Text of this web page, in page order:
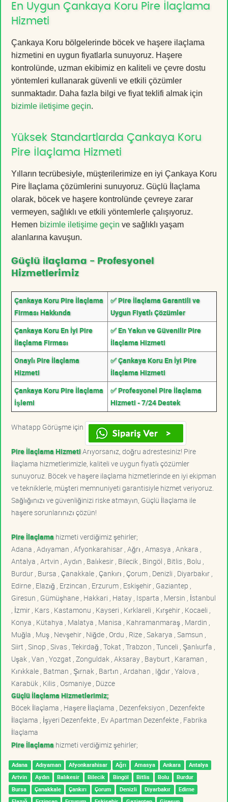
En Uygun Çankaya Koru Pire İlaçlama
Hizmeti
Çankaya Koru bölgelerinde böcek ve haşere ilaçlama
hizmetini en uygun fiyatlarla sunuyoruz. Haşere
kontrolünde, uzman ekibimiz en kaliteli ve çevre dostu
yöntemleri kullanarak güvenli ve etkili çözümler
sunmaktadır. Daha fazla bilgi ve fiyat teklifi almak için
bizimle iletişime geçin.
Yüksek Standartlarda Çankaya Koru
Pire İlaçlama Hizmeti
Yılların tecrübesiyle, müşterilerimize en iyi Çankaya Koru
Pire İlaçlama çözümlerini sunuyoruz. Güçlü İlaçlama
olarak, böcek ve haşere kontrolünde çevreye zarar
vermeyen, sağlıklı ve etkili yöntemlerle çalışıyoruz.
Hemen bizimle iletişime geçin ve sağlıklı yaşam
alanlarına kavuşun.
Güçlü İlaçlama - Profesyonel
Hizmetlerimiz
Çankaya Koru Pire İlaçlama
Firması Hakkında
✅ Pire İlaçlama Garantili ve
Uygun Fiyatlı Çözümler
Çankaya Koru En İyi Pire
İlaçlama Firması
✅ En Yakın ve Güvenilir Pire
İlaçlama Hizmeti
Onaylı Pire İlaçlama
Hizmeti
✅ Çankaya Koru En İyi Pire
İlaçlama Hizmeti
Çankaya Koru Pire İlaçlama
İşlemi
✅ Profesyonel Pire İlaçlama
Hizmeti - 7/24 Destek
Whatapp Görüşme için
Pire İlaçlama HizmetiArıyorsanız, doğru adrestesiniz! Pire
İlaçlama hizmetlerimizle, kaliteli ve uygun fiyatlı çözümler
sunuyoruz. Böcek ve haşere ilaçlama hizmetlerinde en iyi ekipman
ve tekniklerle, müşteri memnuniyeti garantisiyle hizmet veriyoruz.
Sağlığınızı ve güvenliğinizi riske atmayın, Güçlü İlaçlama ile
haşere sorunlarınızı çözün!
Pire İlaçlama hizmeti verdiğimiz şehirler;
Adana , Adıyaman , Afyonkarahisar , Ağrı , Amasya , Ankara ,
Antalya , Artvin , Aydın , Balıkesir , Bilecik , Bingöl , Bitlis , Bolu ,
Burdur , Bursa , Çanakkale , Çankırı , Çorum , Denizli , Diyarbakır ,
Edirne , Elazığ , Erzincan , Erzurum , Eskişehir , Gaziantep ,
Giresun , Gümüşhane , Hakkari , Hatay , Isparta , Mersin , İstanbul
, İzmir , Kars , Kastamonu , Kayseri , Kırklareli , Kırşehir , Kocaeli ,
Konya , Kütahya , Malatya , Manisa , Kahramanmaraş , Mardin ,
Muğla , Muş , Nevşehir , Niğde , Ordu , Rize , Sakarya , Samsun ,
Siirt , Sinop , Sivas , Tekirdağ , Tokat , Trabzon , Tunceli , Şanlıurfa ,
Uşak , Van , Yozgat , Zonguldak , Aksaray , Bayburt , Karaman ,
Kırıkkale , Batman , Şırnak , Bartın , Ardahan , Iğdır , Yalova ,
Karabük , Kilis , Osmaniye , Düzce
Güçlü İlaçlama Hizmetlerimiz;
Böcek İlaçlama , Haşere İlaçlama , Dezenfeksiyon , Dezenfekte
İlaçlama , İşyeri Dezenfekte , Ev Apartman Dezenfekte , Fabrika
İlaçlama
Pire İlaçlama hizmeti verdiğimiz şehirler;
Adana Adıyaman Afyonkarahisar Ağrı Amasya Ankara
Antalya
Artvin
Aydın Balıkesir Bilecik Bingöl Bitlis Bolu
Burdur
Bursa
Çanakkale Çankırı Çorum Denizli Diyarbakır
Edirne